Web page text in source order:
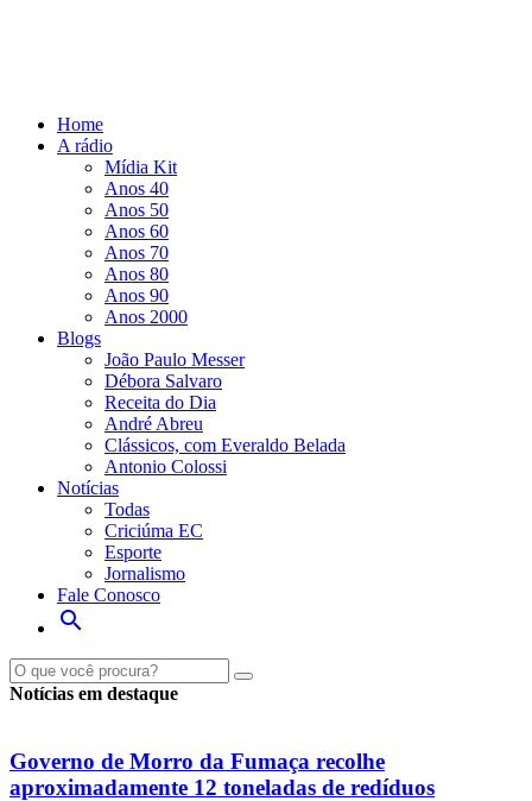
Home
A rádio
Mídia Kit
Anos 40
Anos 50
Anos 60
Anos 70
Anos 80
Anos 90
Anos 2000
Blogs
João Paulo Messer
Débora Salvaro
Receita do Dia
André Abreu
Clássicos, com Everaldo Belada
Antonio Colossi
Notícias
Todas
Criciúma EC
Esporte
Jornalismo
Fale Conosco
search
Notícias em destaque
Governo de Morro da Fumaça recolhe
aproximadamente 12 toneladas de redíduos